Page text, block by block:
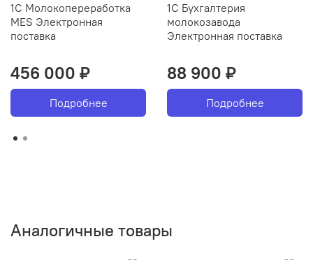
1С Молокопереработка
MES Электронная
поставка
456 000 ₽
Подробнее
1С Бухгалтерия
молокозавода
Электронная поставка
88 900 ₽
Подробнее
Аналогичные товары